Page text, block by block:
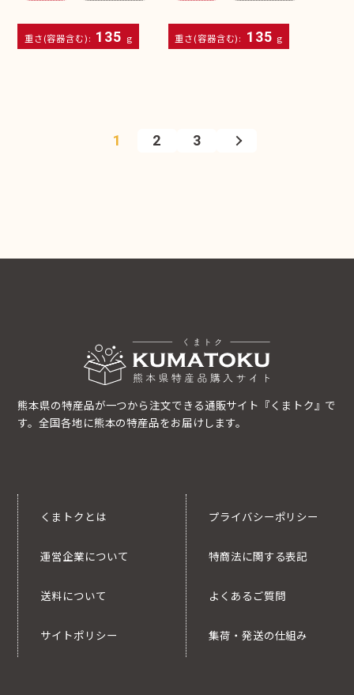
重さ(容器含む): 135 g 重さ(容器含む): 135 g
1 2 3
熊本県の特産品が一つから注文できる通販サイト『くまトク』で
す。全国各地に熊本の特産品をお届けします。
くまトクとは
運営企業について
送料について
サイトポリシー
プライバシーポリシー
特商法に関する表記
よくあるご質問
集荷・発送の仕組み